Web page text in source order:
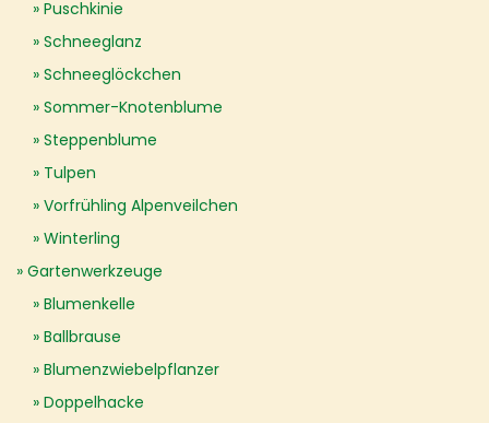
Puschkinie
Schneeglanz
Schneeglöckchen
Sommer-Knotenblume
Steppenblume
Tulpen
Vorfrühling Alpenveilchen
Winterling
Gartenwerkzeuge
Blumenkelle
Ballbrause
Blumenzwiebelpflanzer
Doppelhacke